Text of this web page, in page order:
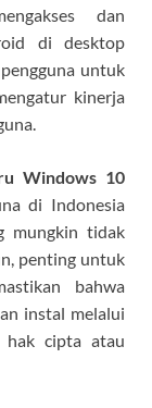
dan
di desktop
untuk
kinerja
Windows 10
di Indonesia
mungkin tidak
penting untuk
bahwa
instal melalui
hak cipta atau